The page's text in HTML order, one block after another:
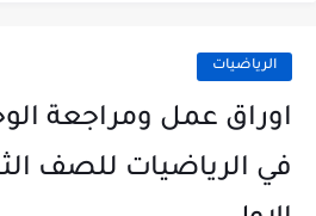
الرياضيات
اوراق عمل ومراجعة
في الرياضيات للصف